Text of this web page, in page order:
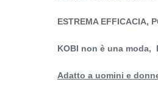
ESTREMA EFFICACIA,
KOBI non è una moda,
Adatto a uomini e